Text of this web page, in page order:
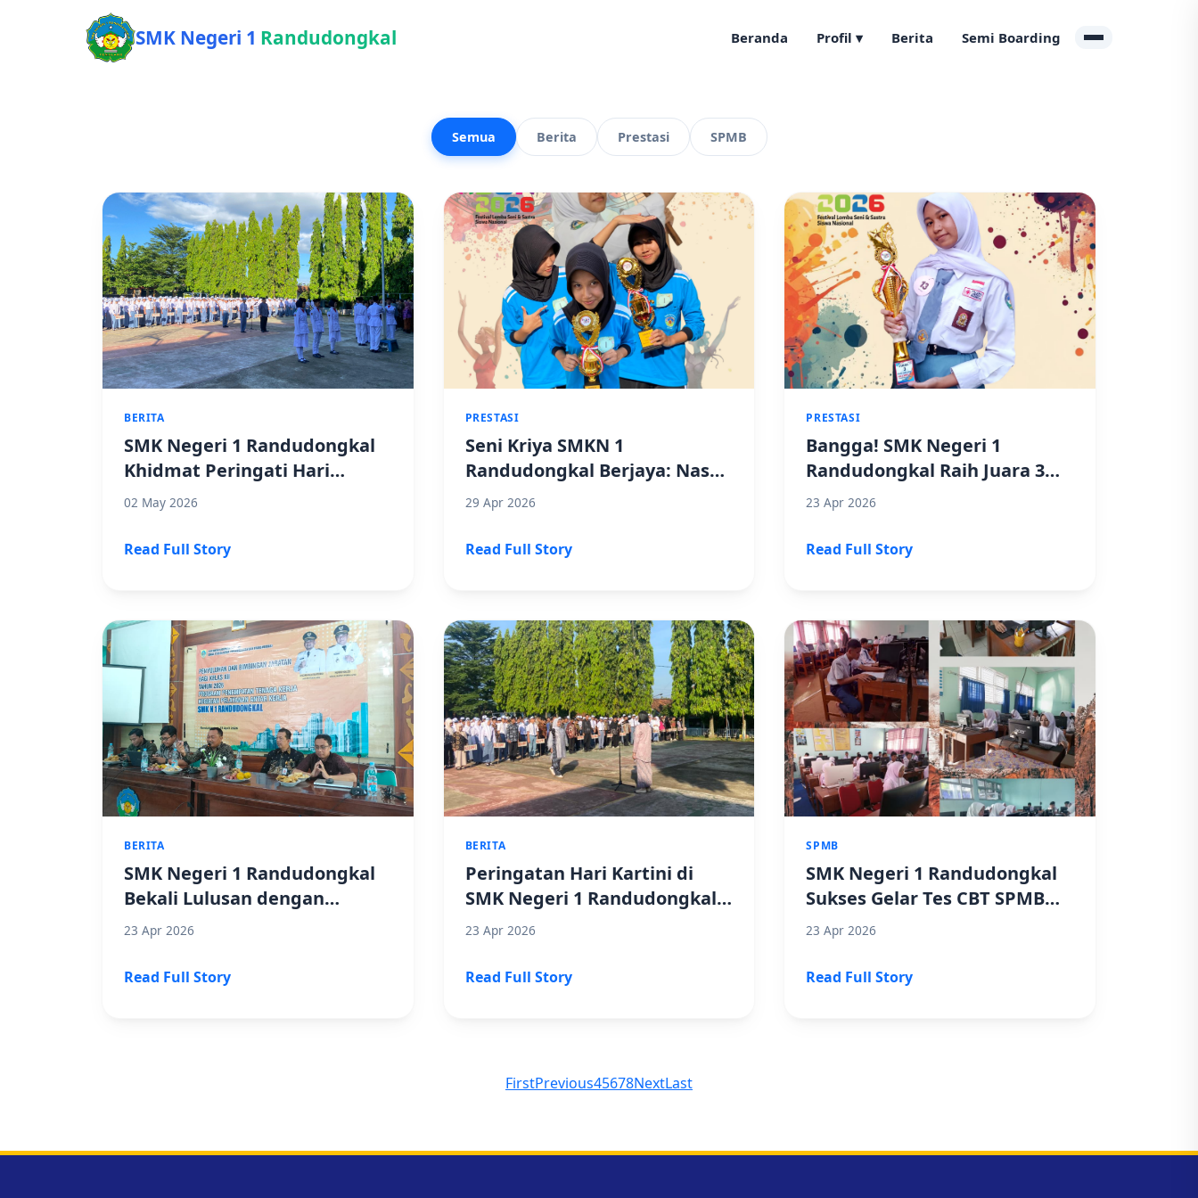
SMK Negeri 1 Randudongkal Beranda Profil ▾ Berita Semi Boarding
Semua Berita Prestasi SPMB
BERITA
SMK Negeri 1 Randudongkal
Khidmat Peringati Hari
Pendidikan Nasional 2026
02 May 2026
Read Full Story
PRESTASI
Seni Kriya SMKN 1
Randudongkal Berjaya: Nasya
Aulia Raih Juara 3 FLS2N
29 Apr 2026
Read Full Story
PRESTASI
Bangga! SMK Negeri 1
Randudongkal Raih Juara 3
Lomba Cipta Puisi FLS3N 2026
23 Apr 2026
Read Full Story
BERITA
SMK Negeri 1 Randudongkal
Bekali Lulusan dengan
Sosialisasi Penempatan
Disnakerperin
23 Apr 2026
Read Full Story
BERITA
Peringatan Hari Kartini di
SMK Negeri 1 Randudongkal:
Momentum Kebangkitan
23 Apr 2026
Read Full Story
SPMB
SMK Negeri 1 Randudongkal
Sukses Gelar Tes CBT SPMB
Semiboarding Jawa Tengah
23 Apr 2026
Read Full Story
FirstPrevious45678NextLast